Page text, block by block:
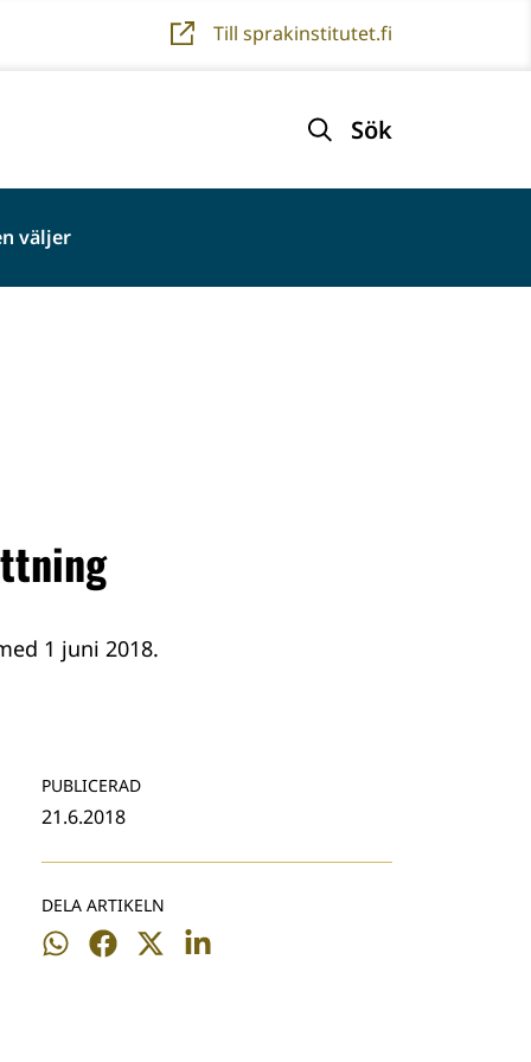
Till sprakinstitutet.fi
Sök
väljer
1 juni 2018.
PUBLICERAD
21.6.2018
DELA ARTIKELN
Dela
Dela
Dela
Dela